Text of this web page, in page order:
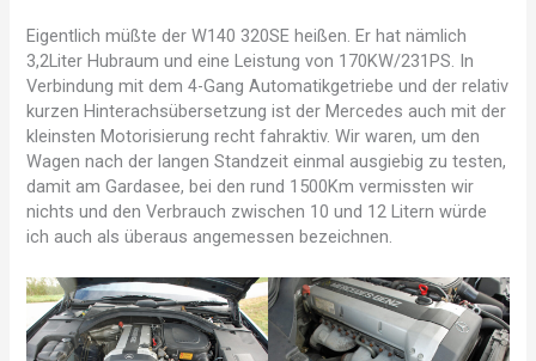
Eigentlich müßte der W140 320SE heißen. Er hat nämlich
3,2Liter Hubraum und eine Leistung von 170KW/231PS. In
Verbindung mit dem 4-Gang Automatikgetriebe und der relativ
kurzen Hinterachsübersetzung ist der Mercedes auch mit der
kleinsten Motorisierung recht fahraktiv. Wir waren, um den
Wagen nach der langen Standzeit einmal ausgiebig zu testen,
damit am Gardasee, bei den rund 1500Km vermissten wir
nichts und den Verbrauch zwischen 10 und 12 Litern würde
ich auch als überaus angemessen bezeichnen.